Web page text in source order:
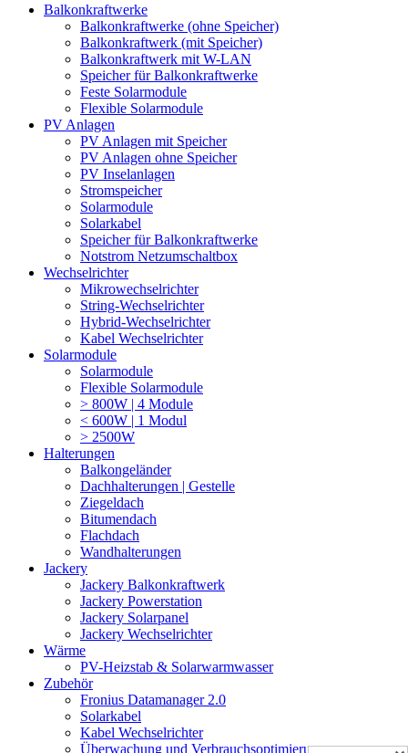
Balkonkraftwerke
Balkonkraftwerke (ohne Speicher)
Balkonkraftwerk (mit Speicher)
Balkonkraftwerk mit W-LAN
Speicher für Balkonkraftwerke
Feste Solarmodule
Flexible Solarmodule
PV Anlagen
PV Anlagen mit Speicher
PV Anlagen ohne Speicher
PV Inselanlagen
Stromspeicher
Solarmodule
Solarkabel
Speicher für Balkonkraftwerke
Notstrom Netzumschaltbox
Wechselrichter
Mikrowechselrichter
String-Wechselrichter
Hybrid-Wechselrichter
Kabel Wechselrichter
Solarmodule
Solarmodule
Flexible Solarmodule
> 800W | 4 Module
< 600W | 1 Modul
> 2500W
Halterungen
Balkongeländer
Dachhalterungen | Gestelle
Ziegeldach
Bitumendach
Flachdach
Wandhalterungen
Jackery
Jackery Balkonkraftwerk
Jackery Powerstation
Jackery Solarpanel
Jackery Wechselrichter
Wärme
PV-Heizstab & Solarwarmwasser
Zubehör
Fronius Datamanager 2.0
Solarkabel
Kabel Wechselrichter
Überwachung und Verbrauchsoptimierung